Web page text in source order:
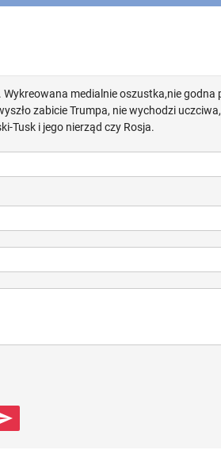
medialnie oszustka,nie
zabicie Trumpa, nie wychodzi
Tusk i jego nierząd czy Rosja.